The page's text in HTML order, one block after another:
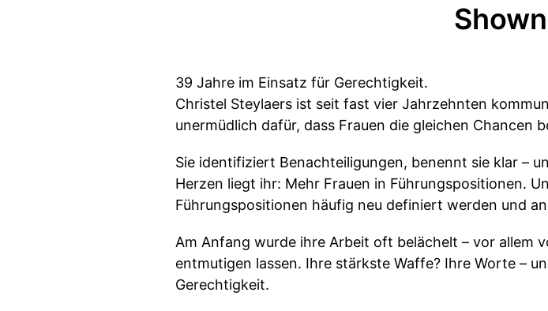
39 Jahre im Einsatz für Gerechtigkeit.
Christel Steylaers ist seit fast vier Jahrzehnten
unermüdlich dafür, dass Frauen die gleichen Chancen
Sie identifiziert Benachteiligungen, benennt sie klar –
Herzen liegt ihr: Mehr Frauen in Führungspositionen.
Führungspositionen häufig neu definiert werden und
Am Anfang wurde ihre Arbeit oft belächelt – vor allem
entmutigen lassen. Ihre stärkste Waffe? Ihre Worte –
Gerechtigkeit.